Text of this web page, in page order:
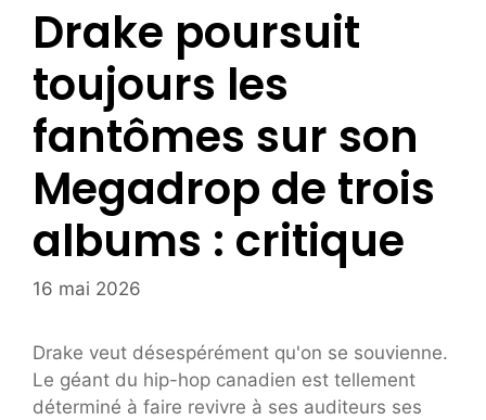
Drake poursuit
toujours les
fantômes sur son
Megadrop de trois
albums : critique
16 mai 2026
Drake veut désespérément qu'on se souvienne.
Le géant du hip-hop canadien est tellement
déterminé à faire revivre à ses auditeurs ses